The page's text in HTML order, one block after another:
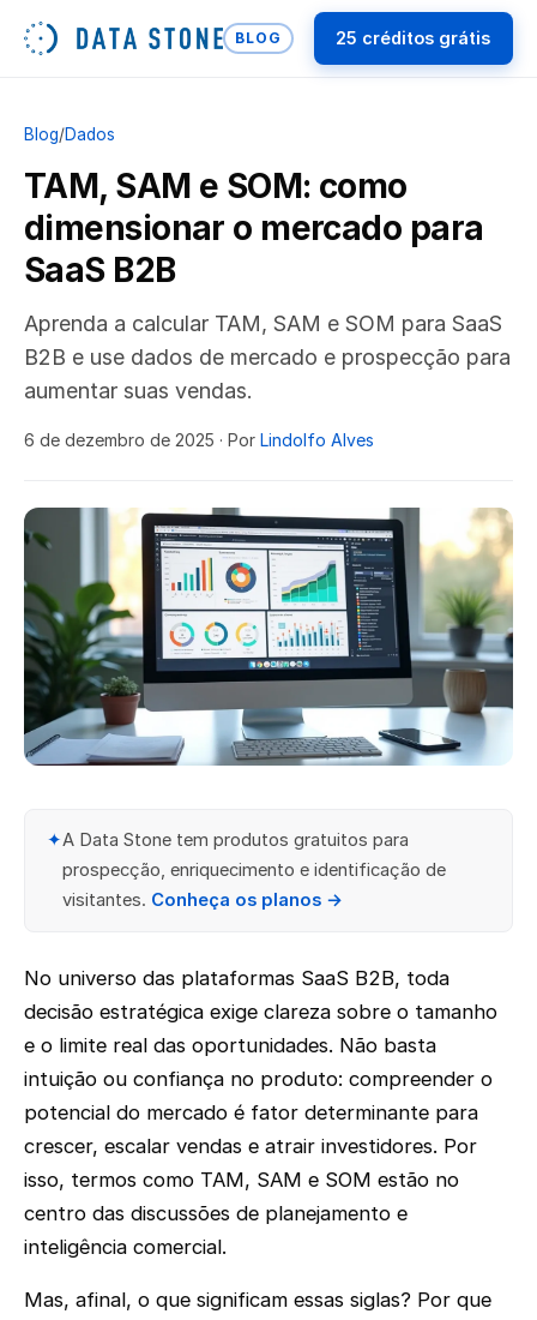
BLOG 25 créditos grátis
Blog/Dados
TAM, SAM e SOM: como
dimensionar o mercado para
SaaS B2B
Aprenda a calcular TAM, SAM e SOM para SaaS
B2B e use dados de mercado e prospecção para
aumentar suas vendas.
6 de dezembro de 2025 · Por Lindolfo Alves
✦A Data Stone tem produtos gratuitos para
prospecção, enriquecimento e identificação de
visitantes. Conheça os planos →
No universo das plataformas SaaS B2B, toda
decisão estratégica exige clareza sobre o tamanho
e o limite real das oportunidades. Não basta
intuição ou confiança no produto: compreender o
potencial do mercado é fator determinante para
crescer, escalar vendas e atrair investidores. Por
isso, termos como TAM, SAM e SOM estão no
centro das discussões de planejamento e
inteligência comercial.
Mas, afinal, o que significam essas siglas? Por que